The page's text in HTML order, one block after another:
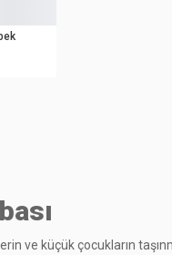
ve küçük çocukların